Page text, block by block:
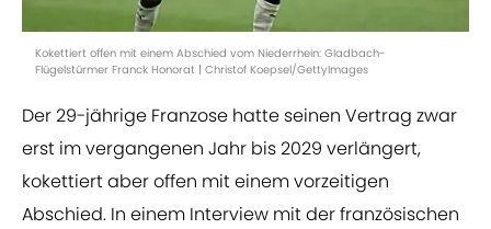
Kokettiert offen mit einem Abschied vom Niederrhein: Gladbach-
Flügelstürmer Franck Honorat | Christof Koepsel/GettyImages
Der 29-jährige Franzose hatte seinen Vertrag zwar
erst im vergangenen Jahr bis 2029 verlängert,
kokettiert aber offen mit einem vorzeitigen
Abschied. In einem Interview mit der französischen